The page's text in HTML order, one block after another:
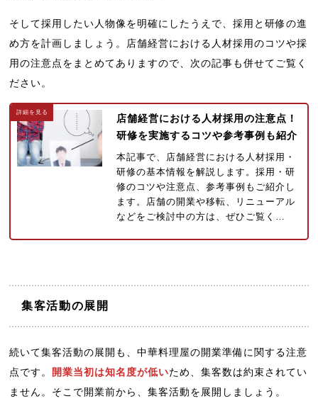
そして採用したい人物像を明確にしたうえで、採用と研修の進
め方を計画しましょう。店舗経営における人材採用のコツや採
用の注意点をまとめてありますので、次の記事も併せてご覧く
ださい。
店舗経営における人材採用の注意点！
研修を実施するコツや参考事例も紹介
本記事で、店舗経営における人材採用・
研修の基本情報を解説します。採用・研
修のコツや注意点、参考事例もご紹介し
ます。店舗の開業や移転、リニューアル
などをご検討中の方は、ぜひご覧く…
集客活動の展開
続いて集客活動の展開も、中華料理屋の開業準備に関する注意
点です。 開業当初は知名度が低いため、集客数は約束されてい
ません。そこで開業前から、集客活動を展開しましょう。